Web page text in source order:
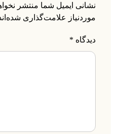
نشانی ایمیل شما منتشر
موردنیاز علامت‌گذاری
دیدگاه *